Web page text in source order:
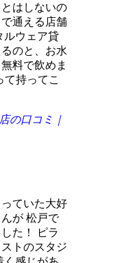
はしないの
通える店舗
ルウェア貸
のと、お水
料で飲めま
持ってこ
の口コミ｜
ていた大好
が 松戸で
た！ ピラ
トのスタジ